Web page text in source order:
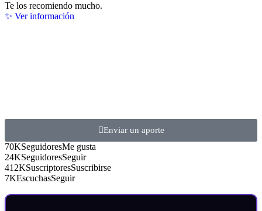
Te los recomiendo mucho.
✨ Ver información
Enviar un aporte
70KSeguidoresMe gusta
24KSeguidoresSeguir
412KSuscriptoresSuscribirse
7KEscuchasSeguir